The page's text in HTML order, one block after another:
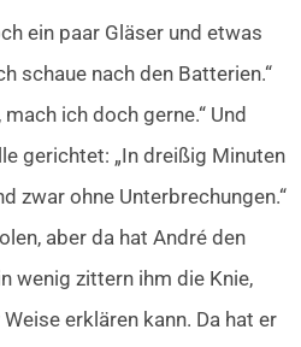
ein paar Gläser und etwas
schaue nach den Batterien.“
ich doch gerne.“ Und
gerichtet: „In dreißig Minuten
zwar ohne Unterbrechungen.“
aber da hat André den
wenig zittern ihm die Knie,
erklären kann. Da hat er